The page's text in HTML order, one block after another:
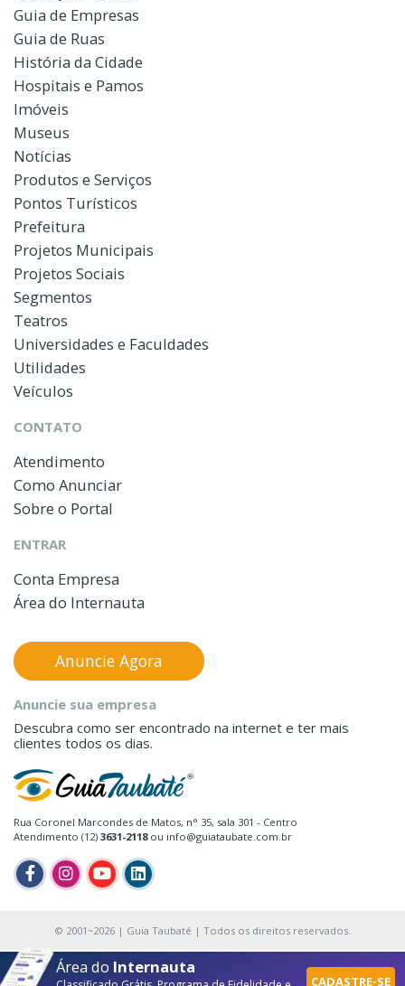
Guia de Empresas
Guia de Ruas
História da Cidade
Hospitais e Pamos
Imóveis
Museus
Notícias
Produtos e Serviços
Pontos Turísticos
Prefeitura
Projetos Municipais
Projetos Sociais
Segmentos
Teatros
Universidades e Faculdades
Utilidades
Veículos
CONTATO
Atendimento
Como Anunciar
Sobre o Portal
ENTRAR
Conta Empresa
Área do Internauta
Rua Coronel Marcondes de Matos, n° 35, sala 301 - Centro
Atendimento (12) 3631-2118ou info@guiataubate.com.br
Anuncie sua empresa
Descubra como ser encontrado na internet e ter mais
clientes todos os dias.
Anuncie Agora
© 2001~2026 | Guia Taubaté | Todos os direitos reservados.
Área do Internauta
CADASTRE-SE